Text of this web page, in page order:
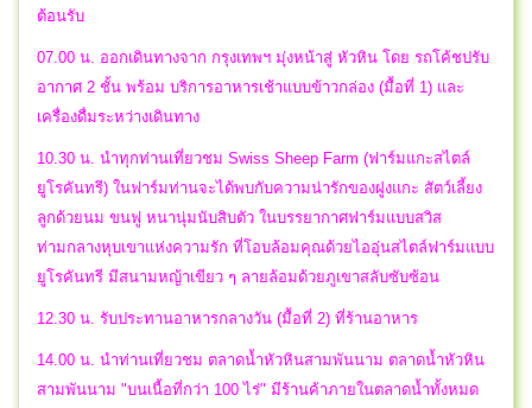
ต้อนรับ
07.00 น. ออกเดินทางจาก กรุงเทพฯ มุ่งหน้าสู่ หัวหิน โดย รถโค้ชปรับ
อากาศ 2 ชั้น พร้อม บริการอาหารเช้าแบบข้าวกล่อง (มื้อที่ 1) และ
เครื่องดื่มระหว่างเดินทาง
10.30 น. นำทุกท่านเที่ยวชม Swiss Sheep Farm (ฟาร์มแกะสไตล์
ยูโรคันทรี) ในฟาร์มท่านจะได้พบกับความน่ารักของฝูงแกะ สัตว์เลี้ยง
ลูกด้วยนม ขนฟู หนานุ่มนับสิบตัว ในบรรยากาศฟาร์มแบบสวิส
ท่ามกลางหุบเขาแห่งความรัก ที่โอบล้อมคุณด้วยไออุ่นสไตล์ฟาร์มแบบ
ยูโรคันทรี มีสนามหญ้าเขียว ๆ ลายล้อมด้วยภูเขาสลับซับซ้อน
12.30 น. รับประทานอาหารกลางวัน (มื้อที่ 2) ที่ร้านอาหาร
14.00 น. นำท่านเที่ยวชม ตลาดน้ำหัวหินสามพันนาม ตลาดน้ำหัวหิน
สามพันนาม "บนเนื้อที่กว่า 100 ไร่" มีร้านค้าภายในตลาดน้ำทั้งหมด